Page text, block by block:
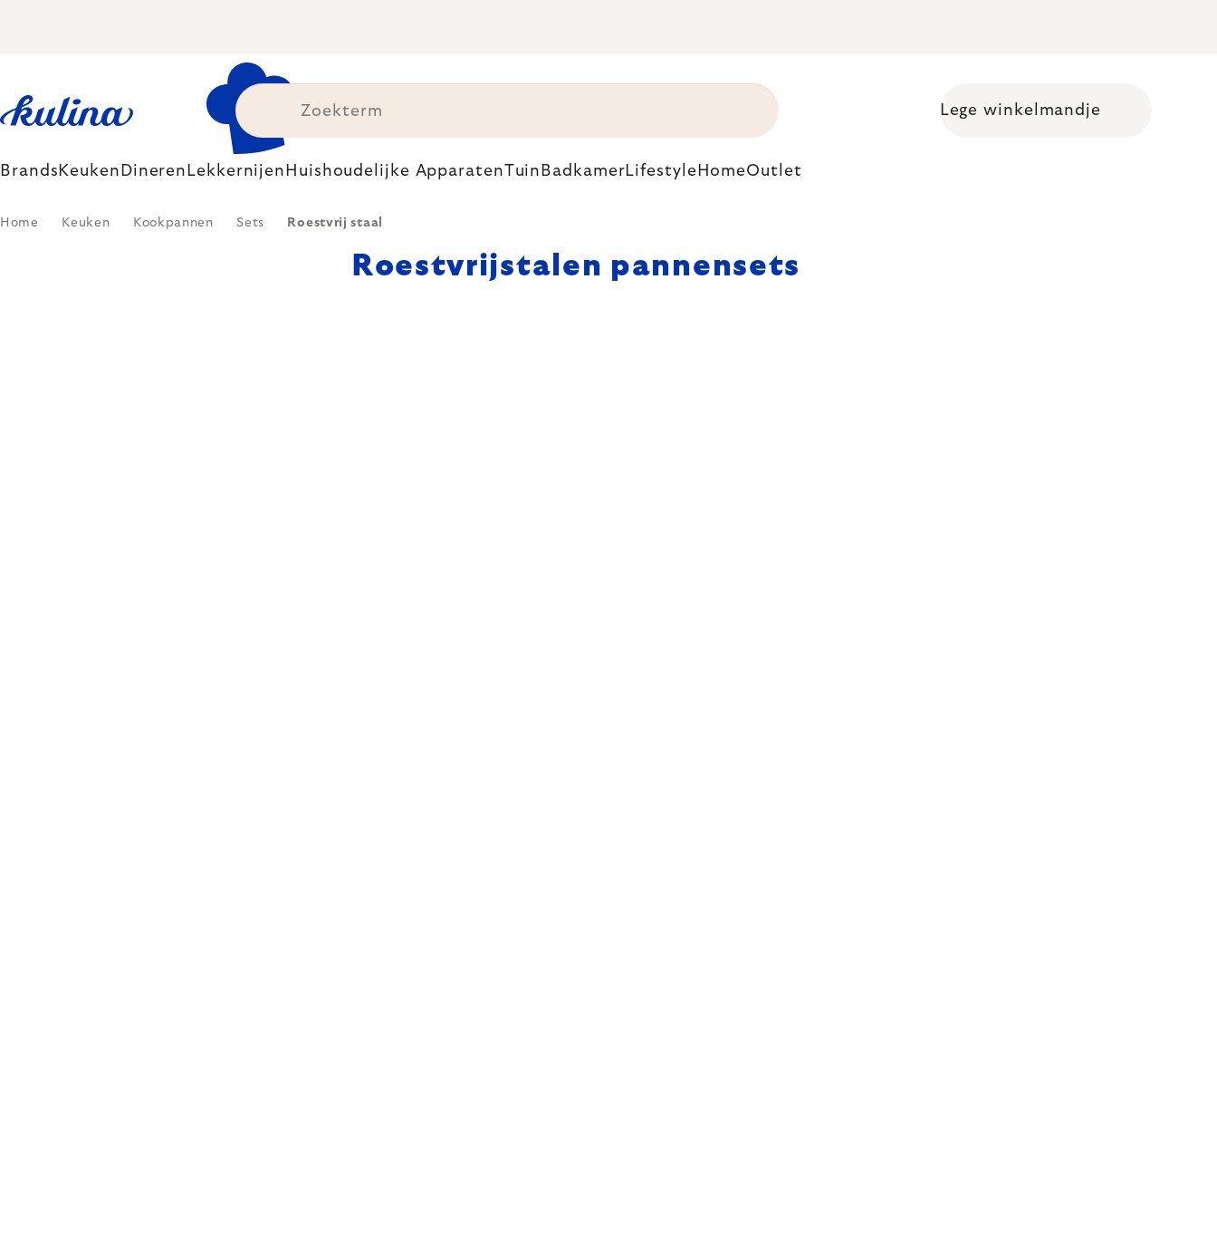
Shopping cart
Lege winkelmandje
Brands Keuken Dineren Lekkernijen Huishoudelijke ApparatenTuin BadkamerLifestyle HomeOutlet
Home Keuken Kookpannen Sets Roestvrij staal
Roestvrijstalen pannensets